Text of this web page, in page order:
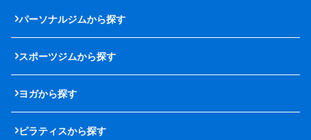
パーソナルジムから探す
スポーツジムから探す
ヨガから探す
ピラティスから探す